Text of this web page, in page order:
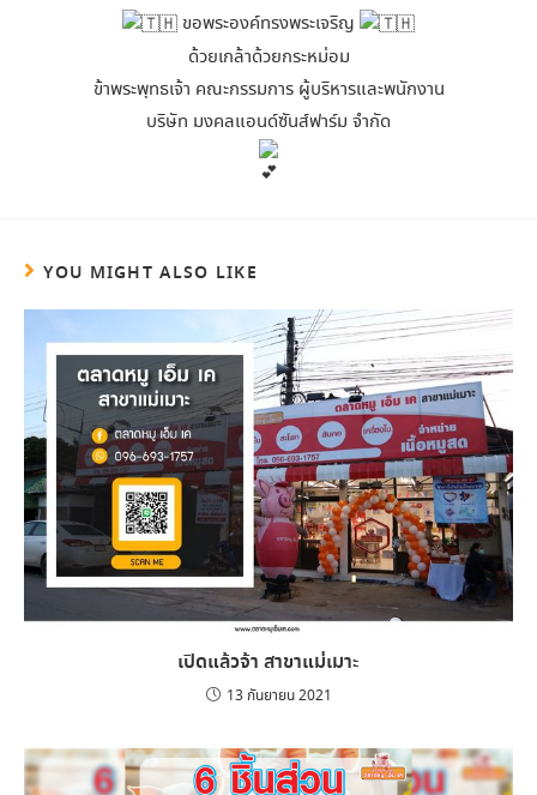
ขอพระองค์ทรงพระเจริญ
ด้วยเกล้าด้วยกระหม่อม
ข้าพระพุทธเจ้า คณะกรรมการ ผู้บริหารและพนักงาน
บริษัท มงคลแอนด์ซันส์ฟาร์ม จำกัด
YOU MIGHT ALSO LIKE
เปิดแล้วจ้า สาขาแม่เมาะ
13 กันยายน 2021